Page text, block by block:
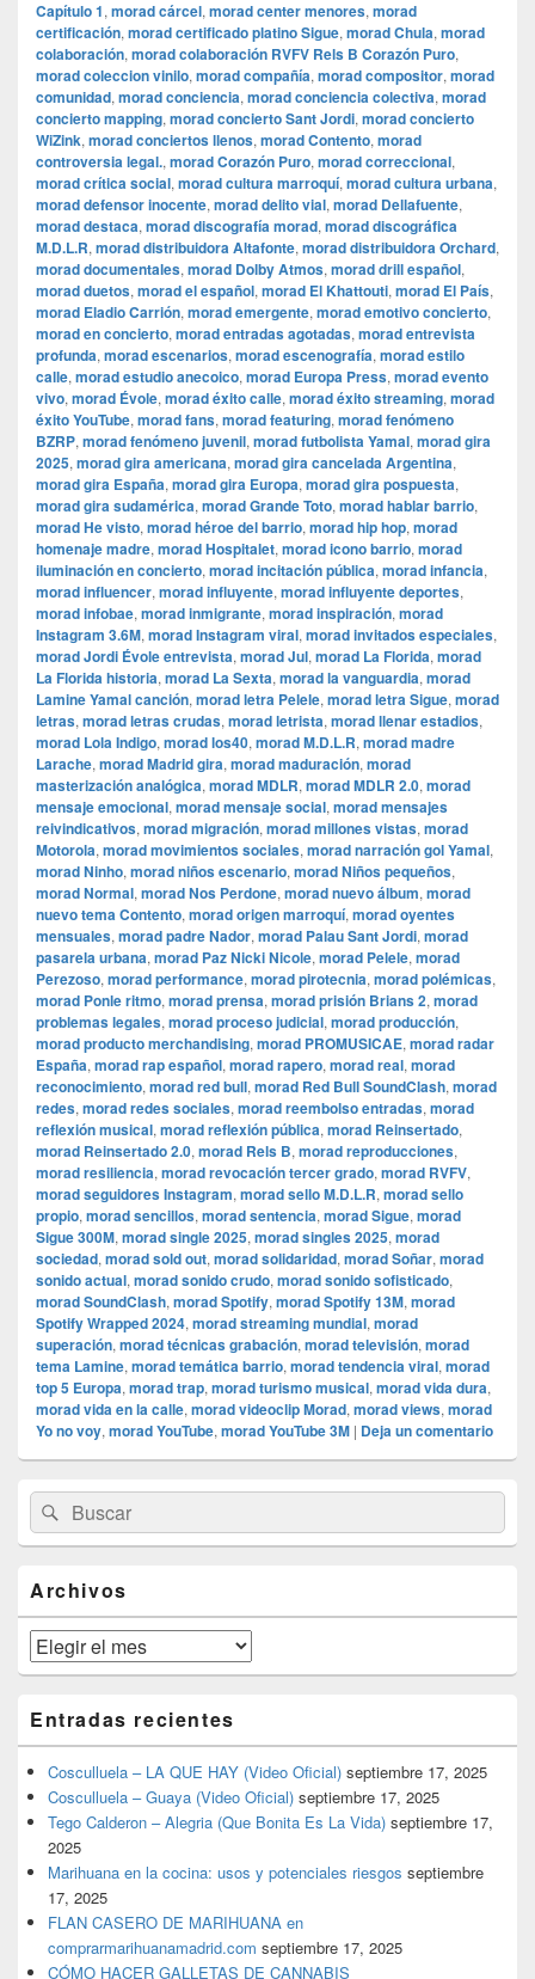
Capítulo 1, morad cárcel, morad center menores, morad
certificación, morad certificado platino Sigue, morad Chula, morad
colaboración, morad colaboración RVFV Rels B Corazón Puro,
morad coleccion vinilo, morad compañía, morad compositor, morad
comunidad, morad conciencia, morad conciencia colectiva, morad
concierto mapping, morad concierto Sant Jordi, morad concierto
WiZink, morad conciertos llenos, morad Contento, morad
controversia legal., morad Corazón Puro, morad correccional,
morad crítica social, morad cultura marroquí, morad cultura urbana,
morad defensor inocente, morad delito vial, morad Dellafuente,
morad destaca, morad discografía morad, morad discográfica
M.D.L.R, morad distribuidora Altafonte, morad distribuidora Orchard,
morad documentales, morad Dolby Atmos, morad drill español,
morad duetos, morad el español, morad El Khattouti, morad El País,
morad Eladio Carrión, morad emergente, morad emotivo concierto,
morad en concierto, morad entradas agotadas, morad entrevista
profunda, morad escenarios, morad escenografía, morad estilo
calle, morad estudio anecoico, morad Europa Press, morad evento
vivo, morad Évole, morad éxito calle, morad éxito streaming, morad
éxito YouTube, morad fans, morad featuring, morad fenómeno
BZRP, morad fenómeno juvenil, morad futbolista Yamal, morad gira
2025, morad gira americana, morad gira cancelada Argentina,
morad gira España, morad gira Europa, morad gira pospuesta,
morad gira sudamérica, morad Grande Toto, morad hablar barrio,
morad He visto, morad héroe del barrio, morad hip hop, morad
homenaje madre, morad Hospitalet, morad icono barrio, morad
iluminación en concierto, morad incitación pública, morad infancia,
morad influencer, morad influyente, morad influyente deportes,
morad infobae, morad inmigrante, morad inspiración, morad
Instagram 3.6M, morad Instagram viral, morad invitados especiales,
morad Jordi Évole entrevista, morad Jul, morad La Florida, morad
La Florida historia, morad La Sexta, morad la vanguardia, morad
Lamine Yamal canción, morad letra Pelele, morad letra Sigue, morad
letras, morad letras crudas, morad letrista, morad llenar estadios,
morad Lola Indigo, morad los40, morad M.D.L.R, morad madre
Larache, morad Madrid gira, morad maduración, morad
masterización analógica, morad MDLR, morad MDLR 2.0, morad
mensaje emocional, morad mensaje social, morad mensajes
reivindicativos, morad migración, morad millones vistas, morad
Motorola, morad movimientos sociales, morad narración gol Yamal,
morad Ninho, morad niños escenario, morad Niños pequeños,
morad Normal, morad Nos Perdone, morad nuevo álbum, morad
nuevo tema Contento, morad origen marroquí, morad oyentes
mensuales, morad padre Nador, morad Palau Sant Jordi, morad
pasarela urbana, morad Paz Nicki Nicole, morad Pelele, morad
Perezoso, morad performance, morad pirotecnia, morad polémicas,
morad Ponle ritmo, morad prensa, morad prisión Brians 2, morad
problemas legales, morad proceso judicial, morad producción,
morad producto merchandising, morad PROMUSICAE, morad radar
España, morad rap español, morad rapero, morad real, morad
reconocimiento, morad red bull, morad Red Bull SoundClash, morad
redes, morad redes sociales, morad reembolso entradas, morad
reflexión musical, morad reflexión pública, morad Reinsertado,
morad Reinsertado 2.0, morad Rels B, morad reproducciones,
morad resiliencia, morad revocación tercer grado, morad RVFV,
morad seguidores Instagram, morad sello M.D.L.R, morad sello
propio, morad sencillos, morad sentencia, morad Sigue, morad
Sigue 300M, morad single 2025, morad singles 2025, morad
sociedad, morad sold out, morad solidaridad, morad Soñar, morad
sonido actual, morad sonido crudo, morad sonido sofisticado,
morad SoundClash, morad Spotify, morad Spotify 13M, morad
Spotify Wrapped 2024, morad streaming mundial, morad
superación, morad técnicas grabación, morad televisión, morad
tema Lamine, morad temática barrio, morad tendencia viral, morad
top 5 Europa, morad trap, morad turismo musical, morad vida dura,
morad vida en la calle, morad videocli‏p Morad, morad views, morad
Yo no voy, morad YouTube, morad YouTube 3M | Deja un comentario
área
de
widget
lateral
primaria
Buscar
por:
Buscar
Archivos
Archivos
Entradas recientes
Cosculluela – LA QUE HAY (Video Oficial) septiembre 17, 2025
Cosculluela – Guaya (Video Oficial) septiembre 17, 2025
Tego Calderon – Alegria (Que Bonita Es La Vida) septiembre 17,
2025
Marihuana en la cocina: usos y potenciales riesgos septiembre
17, 2025
FLAN CASERO DE MARIHUANA en
comprarmarihuanamadrid.com septiembre 17, 2025
CÓMO HACER GALLETAS DE CANNABIS